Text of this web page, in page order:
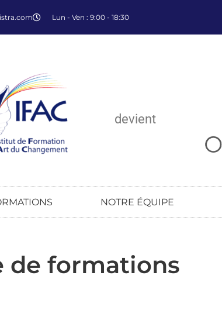
Lun - Ven : 9:00 - 18:30
devient
NOTRE ÉQUIPE
de formations